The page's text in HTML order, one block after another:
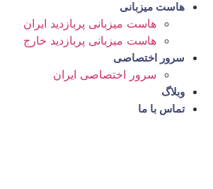
هاست میزبانی
هاست میزبانی پربازدید ایران
هاست میزبانی پربازدید خارج
سرور اختصاصی
سرور اختصاصی ایران
وبلاگ
تماس با ما